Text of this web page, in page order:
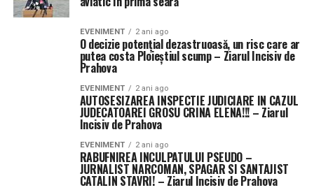
EVENIMENT 2 ani ago
O decizie potențial dezastruoasă, un risc care ar
putea costa Ploieștiul scump – Ziarul Incisiv de
Prahova
EVENIMENT 2 ani ago
AUTOSESIZAREA INSPECTIE JUDICIARE IN CAZUL
JUDECATOAREI GROSU CRINA ELENA!!! – Ziarul
Incisiv de Prahova
EVENIMENT 2 ani ago
RABUFNIREA INCULPATULUI PSEUDO –
JURNALIST NARCOMAN, SPAGAR SI SANTAJIST
CATALIN STAVRI! – Ziarul Incisiv de Prahova